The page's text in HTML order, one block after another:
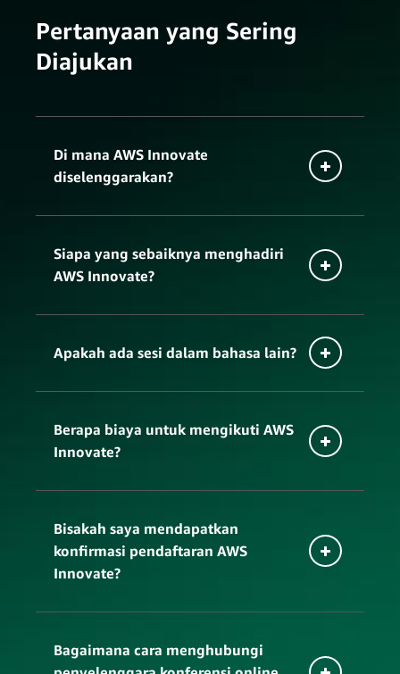
Pertanyaan yang Sering
Diajukan
Di mana AWS Innovate
diselenggarakan?
Siapa yang sebaiknya menghadiri
AWS Innovate?
Apakah ada sesi dalam bahasa lain?
bahasa Inggris
Berapa biaya untuk mengikuti AWS
Innovate?
Bisakah saya mendapatkan
konfirmasi pendaftaran AWS
Innovate?
Bagaimana cara menghubungi